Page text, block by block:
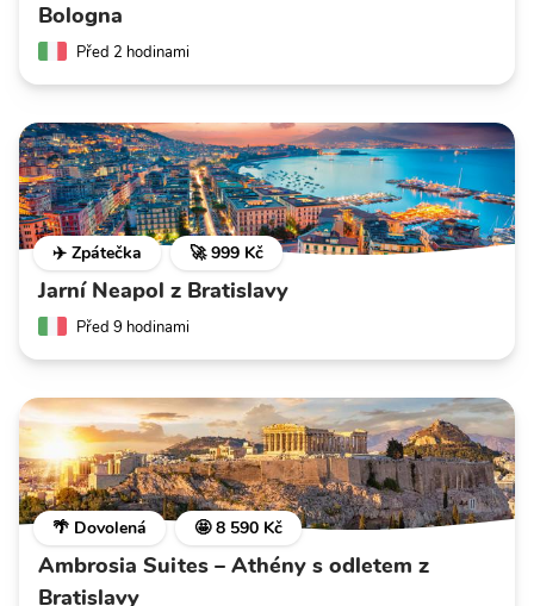
Bologna
Před 2 hodinami
✈️ Zpátečka 🚀 999 Kč
Jarní Neapol z Bratislavy
Před 9 hodinami
🌴 Dovolená 🤩 8 590 Kč
Ambrosia Suites – Athény s odletem z
Bratislavy